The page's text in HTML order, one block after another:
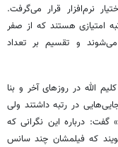
نرم‌افزار قرار می‌گرفت.
امتیازی هستند که از صفر
و تقسیم بر تعداد
الله در روزهای آخر و بنا
در رتبه داشتند ولی
گفت:‌ درباره این نگرانی که
که فیلمشان چند سانس